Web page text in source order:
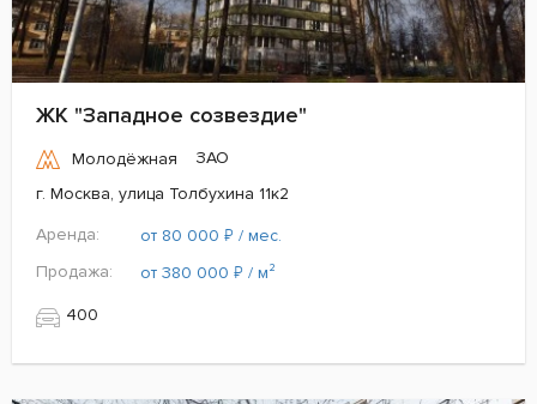
ЖК "Западное созвездие"
Молодёжная
ЗАО
г. Москва, улица Толбухина 11к2
Аренда:
от 80 000 ₽ / мес.
Продажа:
от 380 000 ₽ / м²
400